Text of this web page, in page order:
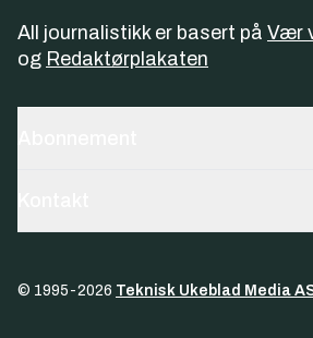
All journalistikk er basert på Vær
og Redaktørplakaten
© 1995-2026 Teknisk Ukeblad Media